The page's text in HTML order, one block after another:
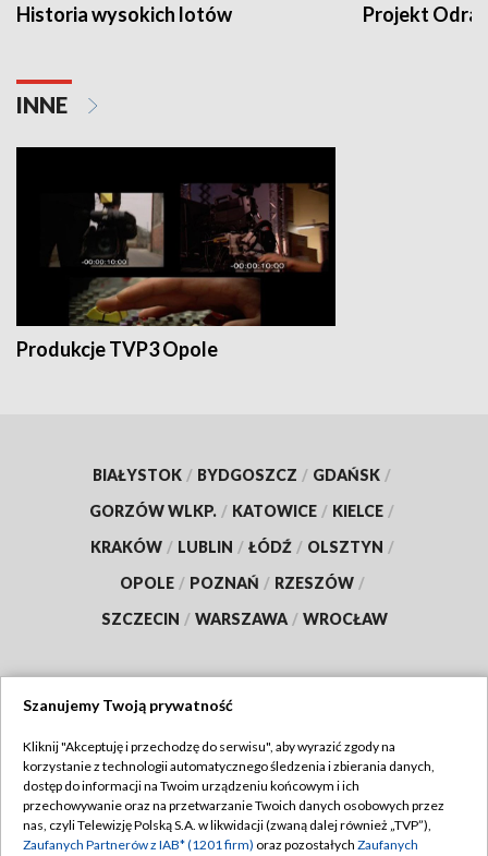
Historia wysokich lotów Projekt Odra
INNE
Produkcje TVP3 Opole
BIAŁYSTOK / BYDGOSZCZ / GDAŃSK /
GORZÓW WLKP. / KATOWICE / KIELCE /
KRAKÓW / LUBLIN / ŁÓDŹ / OLSZTYN /
OPOLE / POZNAŃ / RZESZÓW /
SZCZECIN / WARSZAWA / WROCŁAW
TVP
Abonament TVP
Emisja w TVP
Regulamin TVP
Polityka prywatności
Szanujemy Twoją prywatność
Kliknij "Akceptuję i przechodzę do serwisu", aby wyrazić zgody na
korzystanie z technologii automatycznego śledzenia i zbierania danych,
dostęp do informacji na Twoim urządzeniu końcowym i ich
przechowywanie oraz na przetwarzanie Twoich danych osobowych przez
nas, czyli Telewizję Polską S.A. w likwidacji (zwaną dalej również „TVP”),
Zaufanych Partnerów z IAB* (1201 firm) oraz pozostałych Zaufanych